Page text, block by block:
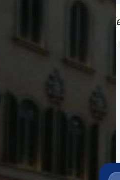
in die
bis zur Auslieferung.